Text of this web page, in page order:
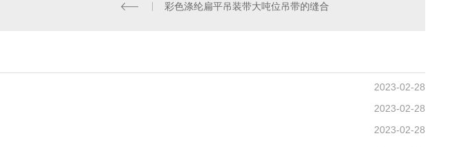
彩色涤纶扁平吊装带大吨位吊带的缝合
2023-02-28
2023-02-28
2023-02-28